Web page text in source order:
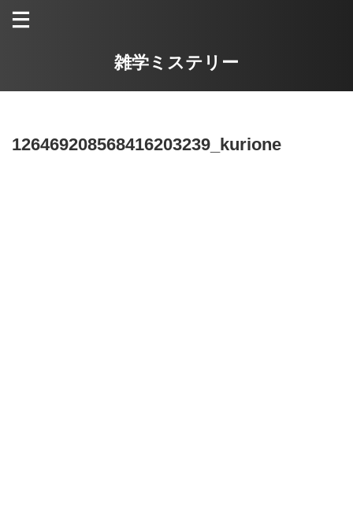
雑学ミステリー
126469208568416203239_kurione